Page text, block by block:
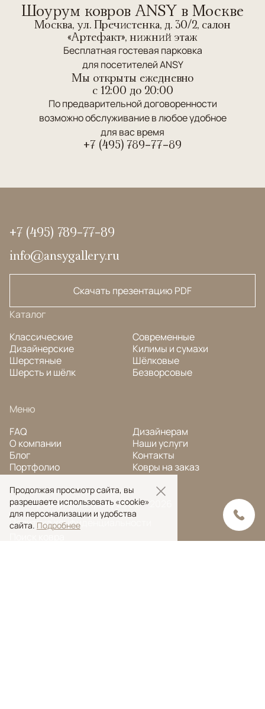
Шоурум ковров ANSY в Москве
Москва, ул. Пречистенка, д. 30/2, салон
«Артефакт», нижний этаж
Бесплатная гостевая парковка
для посетителей ANSY
Мы открыты ежедневно
c 12:00 до 20:00
По предварительной договоренности
возможно обслуживание в любое удобное
для вас время
+7 (495) 789-77-89
+7 (495) 789-77-89
info@ansygallery.ru
Скачать презентацию PDF
Каталог
Классические
Дизайнерские
Шерстяные
Шерсть и шёлк
Современные
Килимы и сумахи
Шёлковые
Безворсовые
Меню
FAQ
О компании
Блог
Портфолио
Дизайнерам
Наши услуги
Контакты
Ковры на заказ
© Ansy Carpet Company 2005 — 2026
Политика конфиденциальности
Продолжая просмотр сайта, вы
разрешаете использовать «cookie»
для персонализации и удобства
сайта. Подробнее